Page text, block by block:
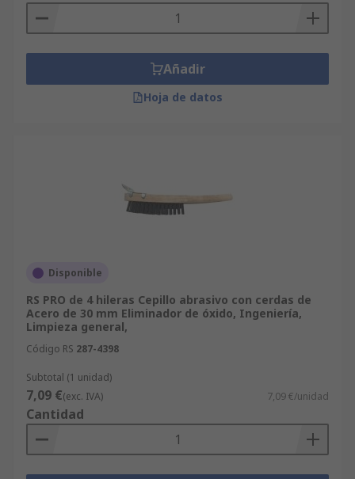
Añadir
Hoja de datos
Disponible
RS PRO de 4 hileras Cepillo abrasivo con cerdas de
Acero de 30 mm Eliminador de óxido, Ingeniería,
Limpieza general,
Código RS 287-4398
Subtotal (1 unidad)
7,09 €(exc. IVA) 7,09 €/unidad
Cantidad